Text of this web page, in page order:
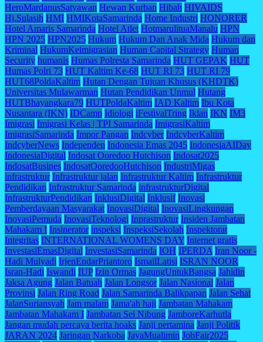
HeroMardanusSatyawan Hewan Kurban Hibah HIVAIDS
Hj.Sulasih HMI HMIKotaSamarinda Home Industri HONORER
Hotel Amaris Samarinda Hotel Atlet HotmarulituaManalu HPN
HPN 2025 HPN2025 Hukum Hukum Dan Anak Mida Hukum dan
Kriminal HukumKeimigrasian Human Capital Strategy Human
Security humanis Humas Polresta Samarinda HUT GEPAK HUT
Humas Polri 73 HUT Kaltim Ke-68 HUT RI 73 HUT RI 79
HUT68PoldaKaltim Hutan Dengan Tujuan Khusus (KHDTK)
Universitas Mulawarman Hutan Pendidikan Unmul Hutang
HUTBhayangkara79 HUTPoldaKaltim IAD Kaltim Ibu Kota
Nusantara (IKN) IDCamp Idiologi iFestivalTring Iklan IKN IM3
Imigrasi Imigrasi Kelas | TPI Samarinda ImigrasiKaltim
ImigrasiSamarinda Impor Pangan Indcyber IndcyberKaltim
IndcyberNews Independen Indonesia Emas 2045 IndonesiaAIDay
IndonesiaDigital Indosat Ooredoo Hutchison Indosat2025
IndosatBusines IndosatOoredooHutchison IndustriMigas
infrastruktur Infrastruktur jalan Infrastruktur Kaltim Infrastruktur
Pendidikan Infrastruktur Samarinda infrastrukturDigital
InfrastrukturPendidikan InklusiDigital Inklusif Inovasi
Pemberdayaan Masyarakat InovasiDigital InovasiLingkungan
InovasiPemuda InovasiTeknologi Inprastruktur Insiden Jambatan
Mahakam I Insinerator inspeksi InspeksiSekolah Inspektorat
Integritas INTERNATIONAL WOMENS DAY Internet gratis
InvestasiEmasDigital InvestasiSamarinda IOH IPERDA Iran Noor -
Hadi Mulyadi IrjenEndarPriantoro IsmailLatisi ISRAN NOOR
Isran-Hadi Iswandi IUP Izin Ormas JagungUntukBangsa Jahidin
Jaksa Agung Jalan Batuah Jalan Longsor Jalan Nasional Jalan
Provinsi Jalan Ring Road Jalan Samarinda Balikpapan Jalan Sehat
JalanSuriansyah Jam malam Jama'ah haji Jambatan Mahakam
Jambatan Mahakam I Jambatan Sei Nibung JamboreKarhutla
Jangan mudah percaya berita hoaks Janji pertamina Janji Politik
JARAN 2024 Jaringan Narkoba JayaMualimin JobFair2025